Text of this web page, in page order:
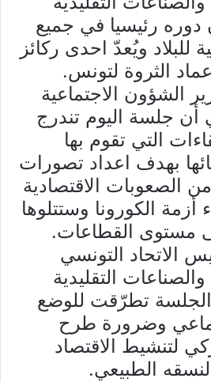
دوره رئيسيا في جميع
للبلاد ويُعدّ احدى ركائز
الثروة لتونس.
الشؤون الاجتماعية
جلسة اليوم تندرج
التي تقوم بها
بهدف اعداد تصورات
الصعوبات الاقتصادية
الكورونا وستتلوها
مستوى القطاعات.
الاتحاد التونسي
التقليدية
تطرّقت للوضع
وضرورة طرح
لتنشيط الاقتصاد
لنسقه الطبيعي.